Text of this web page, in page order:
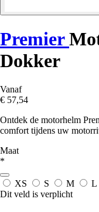
Premier
Dokker
Vanaf
€ 57,54
Ontdek de motorhelm
comfort tijdens uw
Maat
*
XS S M L
Dit veld is verplicht